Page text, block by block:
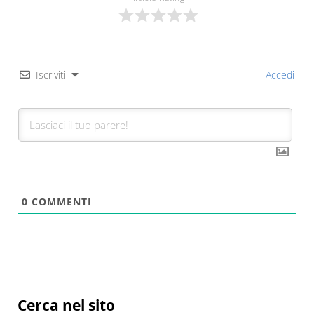
Iscriviti Accedi
0 COMMENTI
Sidebar
Cerca nel sito